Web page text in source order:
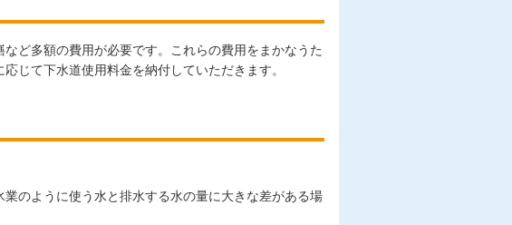
ど多額の費用が必要です。これらの費用をまかなうた
じて下水道使用料金を納付していただきます。
のように使う水と排水する水の量に大きな差がある場